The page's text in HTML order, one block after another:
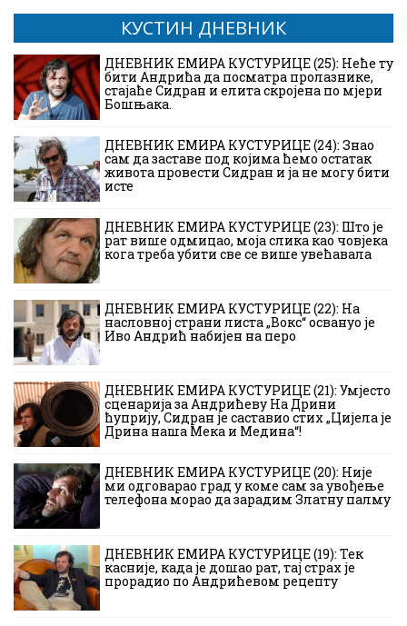
КУСТИН ДНЕВНИК
ДНЕВНИК ЕМИРА КУСТУРИЦЕ (25): Неће ту
бити Андрића да посматра пролазнике,
стајаће Сидран и елита скројена по мјери
Бошњака.
ДНЕВНИК ЕМИРА КУСТУРИЦЕ (24): Знао
сам да заставе под којима ћемо остатак
живота провести Сидран и ја не могу бити
исте
ДНЕВНИК ЕМИРА КУСТУРИЦЕ (23): Што је
рат више одмицао, моја слика као човјека
кога треба убити све се више увећавала
ДНЕВНИК ЕМИРА КУСТУРИЦЕ (22): На
насловној страни листа „Вокс“ освануо је
Иво Андрић набијен на перо
ДНЕВНИК ЕМИРА КУСТУРИЦЕ (21): Умјесто
сценарија за Андрићеву На Дрини
ћуприју, Сидран је саставио стих „Цијела је
Дрина наша Мека и Медина“!
ДНЕВНИК ЕМИРА КУСТУРИЦЕ (20): Није
ми одговарао град у коме сам за увођење
телефона морао да зарадим Златну палму
ДНЕВНИК ЕМИРА КУСТУРИЦЕ (19): Тек
касније, када је дошао рат, тај страх је
прорадио по Андрићевом рецепту